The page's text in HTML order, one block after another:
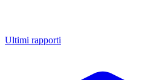
Ultimi rapporti